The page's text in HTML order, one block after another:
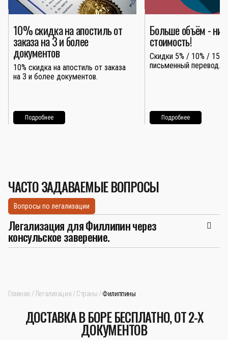
10% скидка на апостиль от
заказа на 3 и более
документов
10% скидка на апостиль от заказа
на 3 и более документов.
Подробнее
Больше объём -
стоимость!
Скидки 5% / 10% / 15%
письменный перевод.
Подробнее
ЧАСТО ЗАДАВАЕМЫЕ ВОПРОСЫ
Вопросы по легализации
Легализация для Филлипин через
консульское заверение.
Главная Легализация Страны Филиппины
ДОСТАВКА В БОРЕ БЕСПЛАТНО, ОТ 2-Х
ДОКУМЕНТОВ